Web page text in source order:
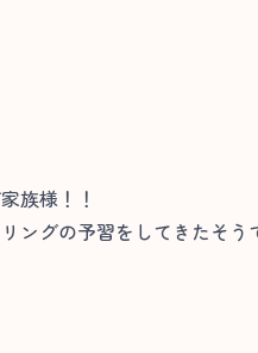
族様！！
ングの予習をしてきたそう